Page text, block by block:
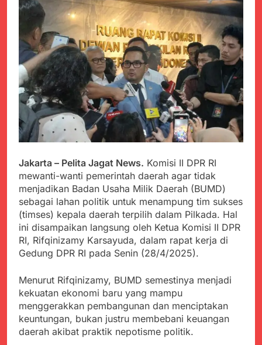
ADE SEBUT
PENYELENGGARAAN
SANGAT BAIK
Juli 22, 2024
Terungkap Dalang
Pemasok BHP Alkes ke
Puskesmas-
Puskesmas se-
kabupaten Sukabumi
selama 7 Tahun.
Juli 22, 2024
Warga Tersenyum
Bahagia Saat Satgas
Yonif 310/KK Bagikan
Puluhan Pakaian
Juli 22, 2024
Diduga Kadinkes Kab.
Sukabumi terlibat
dalam pengadaan obat
akan kadaluarsa di
Juli 22, 2024
Menkes diharap sidak
Puskesmas di Kab.
Sukabumi terkait
Dugaan beredar nya
Obat obatan Kadaluarsa
Juli 21, 2024
Polres Sumenep
Ungkap Kasus
Pencabulan Terhadap
Anak
Juli 21, 2024
Kisruh terkait Dugaan
Puskesmas beli obat
akan Kadaluarsa,Ketua
Komisi 4 DPRD
Angkat Bicara
Juli 21, 2024
Perindah Gereja,
Lakukan Pengecatan
Dan Pembenahan
Juli 21, 2024
Kadinkes kab. Sukabumi
Angkat Bicara Terkait
Dugaan pembelian obat
yang akan Kadaluarsa
Juli 21, 2024
Diduga Pembelian Obat
Jakarta – Pelita Jagat News. Komisi II DPR RI
mewanti-wanti pemerintah daerah agar tidak
menjadikan Badan Usaha Milik Daerah (BUMD)
sebagai lahan politik untuk menampung tim sukses
(timses) kepala daerah terpilih dalam Pilkada. Hal
ini disampaikan langsung oleh Ketua Komisi II DPR
RI, Rifqinizamy Karsayuda, dalam rapat kerja di
Gedung DPR RI pada Senin (28/4/2025).
Menurut Rifqinizamy, BUMD semestinya menjadi
kekuatan ekonomi baru yang mampu
menggerakkan pembangunan dan menciptakan
keuntungan, bukan justru membebani keuangan
daerah akibat praktik nepotisme politik.